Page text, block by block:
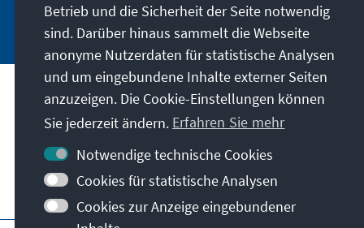
Jetzt abonnieren
Anschrift
Kontakt
Besuchen Sie auch
Betrieb und die Sicherheit der Seite notwendig
sind. Darüber hinaus sammelt die Webseite
anonyme Nutzerdaten für statistische Analysen
und um eingebundene Inhalte externer Seiten
anzuzeigen. Die Cookie-Einstellungen können
Sie jederzeit ändern. Erfahren Sie mehr
Notwendige technische Cookies
Cookies für statistische Analysen
Cookies zur Anzeige eingebundener